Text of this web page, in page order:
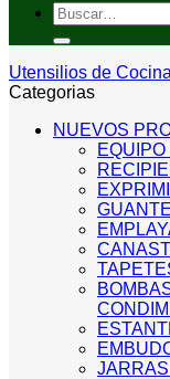
Buscar
por:
Utensilios de Cocina
Categorias
NUEVOS